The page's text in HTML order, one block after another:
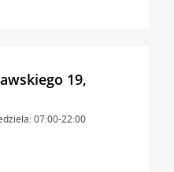
19,
07:00-22:00